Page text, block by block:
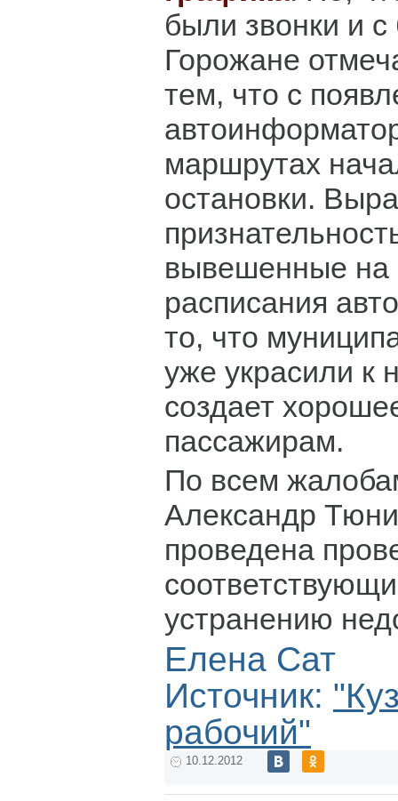
были звонки и
Горожане
тем, что с
маршрутах
остановки.
вывешенные на
расписания
то, что
уже украсили к
создает
пассажирам.
По всем
Александр
проведена
устранению
Елена Сат
Источник:
рабочий"
10.12.2012